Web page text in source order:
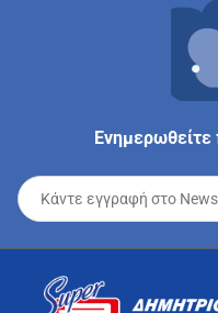
Ενημερωθείτε